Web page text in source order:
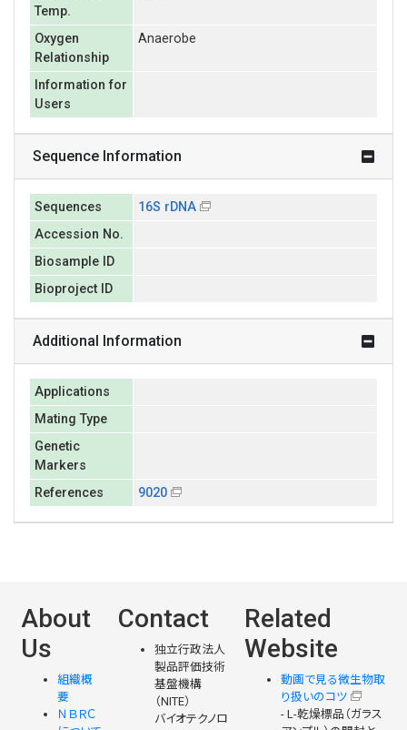
Temp.
Oxygen
Relationship
Anaerobe
Information for
Users
Sequence Information
Sequences
16S rDNA
Accession No.
Biosample ID
Bioproject ID
Additional Information
Applications
Mating Type
Genetic
Markers
References
9020
About
Us
組織概
要
ＮＢＲＣ
Contact
独立行政法人
製品評価技術
基盤機構
（NITE）
バイオテクノロ
Related
Website
動画で見る微生物取
り扱いのコツ
- L-乾燥標品（ガラス